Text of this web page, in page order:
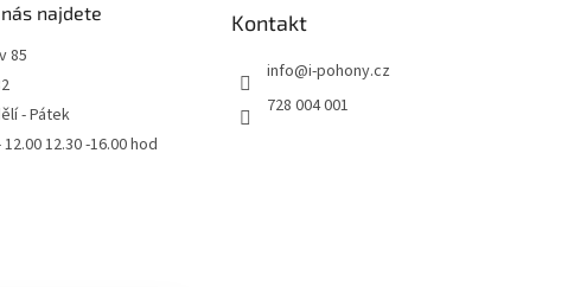
najdete
85
- Pátek
12.00 12.30 -16.00 hod
Kontakt
info@i-pohony.cz
728 004 001